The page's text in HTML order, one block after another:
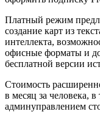
Платный режим
создание карт из
интеллекта,
офисные форматы и
бесплатной версии
Стоимость
в месяц за человека,
админуправлением